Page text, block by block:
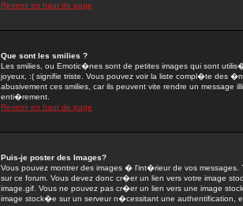
Revenir en haut de page
Que sont les smilies ?
Les smilies, ou Emotic�nes sont de petites images qui sont
joyeux, :( signifie triste. Vous pouvez voir la liste compl�te des
abusivement ces smilies, car ils peuvent vite rendre un
enti�rement.
Revenir en haut de page
Puis-je poster des Images?
Vous pouvez montrer des images � l'int�rieur de vos messages.
sur ce forum. Vous devez donc cr�er un lien vers votre image
image.gif. Vous ne pouvez pas cr�er un lien vers une image
image stock�e sur un serveur n�cessitant une authentification,